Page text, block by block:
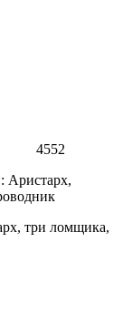
4552
три ломщика,